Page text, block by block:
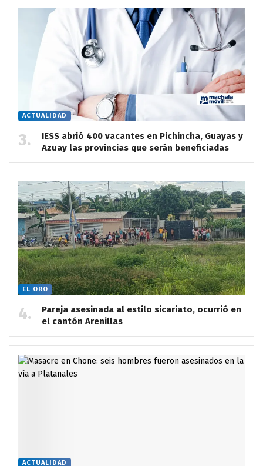
ACTUALIDAD
IESS abrió 400 vacantes en Pichincha, Guayas y
Azuay las provincias que serán beneficiadas
EL ORO
Pareja asesinada al estilo sicariato, ocurrió en
el cantón Arenillas
ACTUALIDAD